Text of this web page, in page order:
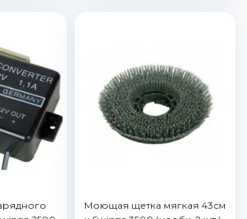
Моющая щетка мягкая 43см